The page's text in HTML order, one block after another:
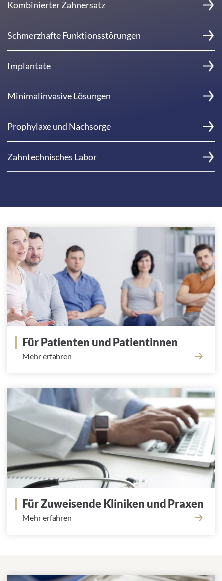
Kombinierter Zahnersatz
Schmerzhafte Funktionsstörungen
Implantate
Minimalinvasive Lösungen
Prophylaxe und Nachsorge
Zahntechnisches Labor
Für Patienten und Patientinnen
Mehr erfahren
Für Zuweisende Kliniken und Praxen
Mehr erfahren